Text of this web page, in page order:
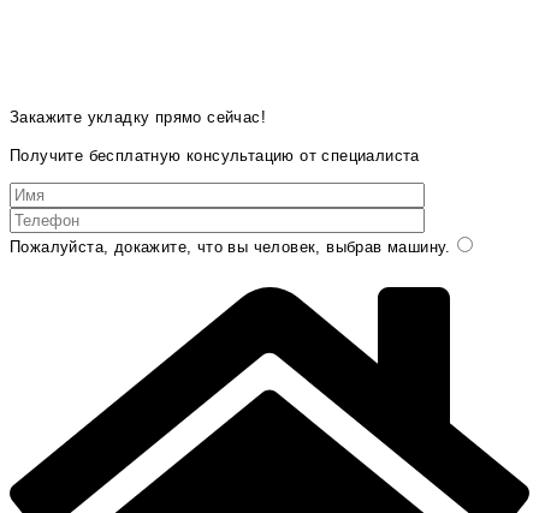
Закажите укладку прямо сейчас!
Получите бесплатную консультацию от специалиста
Пожалуйста, докажите, что вы человек, выбрав машину.